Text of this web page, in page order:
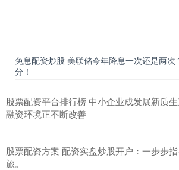
免息配资炒股 美联储今年降息一次还是两
分！
股票配资平台排行榜 中小企业成发展新质
融资环境正不断改善
股票配资方案 配资实盘炒股开户：一步步
旅。